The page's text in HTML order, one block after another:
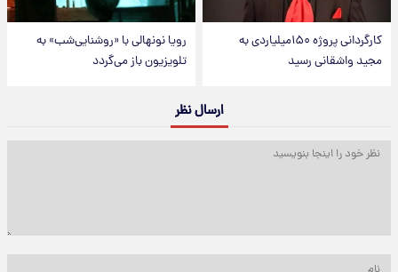
کارگردانی پروژه ۱۵۰میلیاردی به
مجید واشقانی رسید
رویا نونهالی با «روشنایی‌شب» به
تلویزیون باز می‌گردد
ارسال نظر